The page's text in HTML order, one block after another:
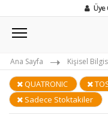
Üye
Ana Sayfa Kişisel
QUATRONIC
Sadece Stoktakiler